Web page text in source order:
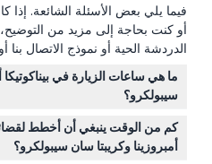
فيما يلي بعض الأسئلة الشائعة.
أو كنت بحاجة إلى مزيد من
الدردشة الحية أو نموذج الاتصال بنا
ما هي ساعات الزيارة في بيناكوتيكا
سيبولكرو؟
باستثناء يوم الأربعاء حيث تكون
كم من الوقت ينبغي أن أخطط
أمبروزينا وكريبتا سان سيبولكرو؟